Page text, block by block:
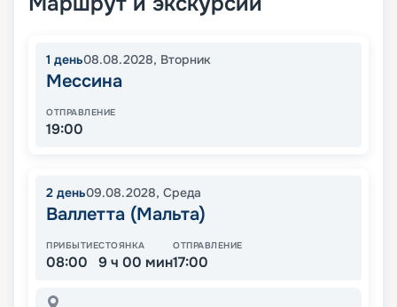
1 день08.08.2028, Вторник
Мессина
ОТПРАВЛЕНИЕ
19:00
2 день09.08.2028, Среда
Валлетта (Мальта)
ПРИБЫТИЕ
08:00
СТОЯНКА
9 ч 00 мин
ОТПРАВЛЕНИЕ
17:00